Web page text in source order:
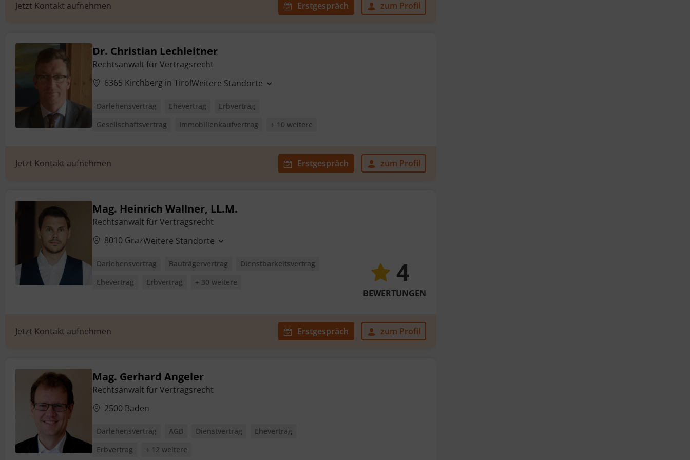
Jetzt Kontakt aufnehmen Erstgespräch zum Profil
Dr. Christian Lechleitner
Rechtsanwalt für Vertragsrecht
6365 Kirchberg in TirolWeitere Standorte
Darlehensvertrag Ehevertrag
Erbvertrag
Gesellschaftsvertrag
Immobilienkaufvertrag + 10 weitere
Jetzt Kontakt aufnehmen Erstgespräch zum Profil
Mag. Heinrich Wallner, LL.M.
Rechtsanwalt für Vertragsrecht
8010 GrazWeitere Standorte
Darlehensvertrag Bauträgervertrag
Dienstbarkeitsvertrag
Ehevertrag
Erbvertrag + 30 weitere 4
BEWERTUNGEN
Jetzt Kontakt aufnehmen Erstgespräch zum Profil
Mag. Gerhard Angeler
Rechtsanwalt für Vertragsrecht
2500 Baden
Darlehensvertrag AGB Dienstvertrag
Ehevertrag
Erbvertrag
+ 12 weitere